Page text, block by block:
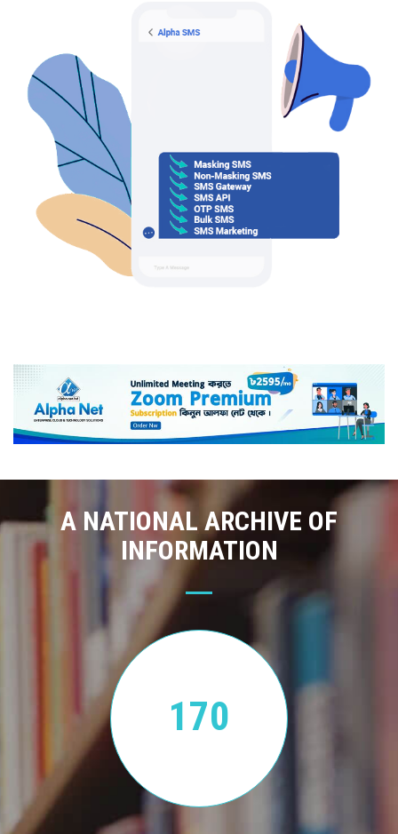
A NATIONAL ARCHIVE OF
INFORMATION
170